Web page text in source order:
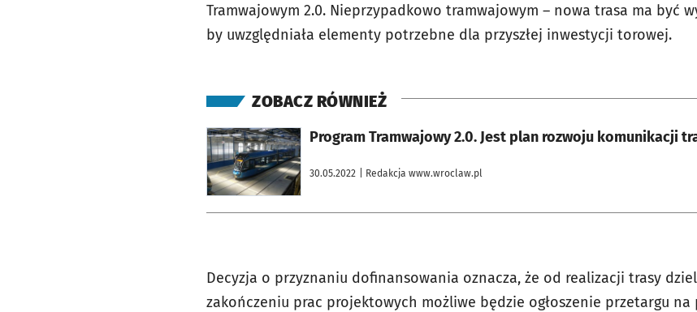
Tramwajowym 2.0. Nieprzypadkowo tramwajowym – nowa trasa ma być
by uwzględniała elementy potrzebne dla przyszłej inwestycji torowej.
ZOBACZ RÓWNIEŻ
Program Tramwajowy 2.0. Jest plan rozwoju komunikacji
30.05.2022 | Redakcja www.wroclaw.pl
otworzy się w nowej karcie
Decyzja o przyznaniu dofinansowania oznacza, że od realizacji trasy
zakończeniu prac projektowych możliwe będzie ogłoszenie przetargu